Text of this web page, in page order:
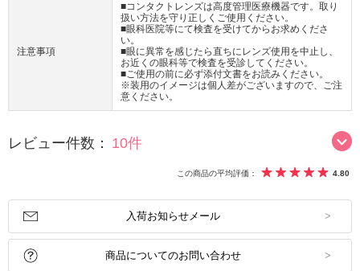
注意事項
■コンタクトレンズは高度管理医療機器です。取り
扱い方法を守り正しくご使用ください。
■眼科医院等にて検査を受けてからお求めくださ
い。
■眼に異常を感じたら直ちにレンズ使用を中止し、
お近くの眼科等で検査を受診してください。
■ご使用の前に必ず添付文書をお読みください。
※装用のイメージは個人差がございますので、ご注
意ください。
レビュー件数： 10件
この商品の平均評価： 4.80
入荷お知らせメール
商品についてのお問い合わせ